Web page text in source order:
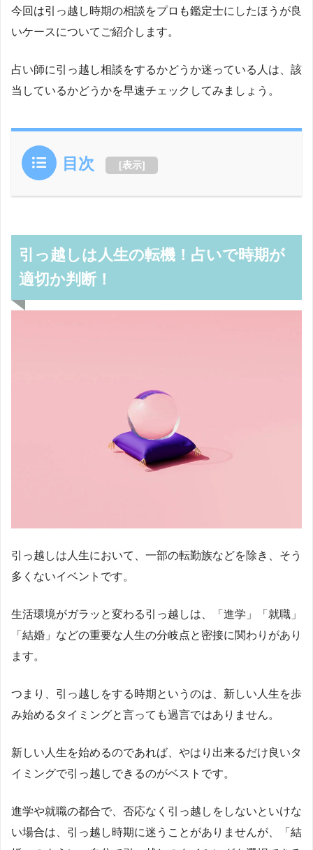
今回は引っ越し時期の相談をプロも鑑定士にしたほうが良
いケースについてご紹介します。
占い師に引っ越し相談をするかどうか迷っている人は、該
当しているかどうかを早速チェックしてみましょう。
目次 [表示]
引っ越しは人生の転機！占いで時期が
適切か判断！
引っ越しは人生において、一部の転勤族などを除き、そう
多くないイベントです。
生活環境がガラッと変わる引っ越しは、「進学」「就職」
「結婚」などの重要な人生の分岐点と密接に関わりがあり
ます。
つまり、引っ越しをする時期というのは、新しい人生を歩
み始めるタイミングと言っても過言ではありません。
新しい人生を始めるのであれば、やはり出来るだけ良いタ
イミングで引っ越しできるのがベストです。
進学や就職の都合で、否応なく引っ越しをしないといけな
い場合は、引っ越し時期に迷うことがありませんが、「結